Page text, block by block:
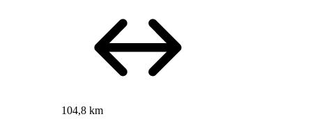
104,8 km